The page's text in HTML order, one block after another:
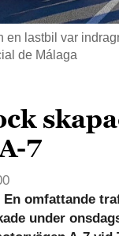
en lastbil var
de Málaga
7
En omfattande
under